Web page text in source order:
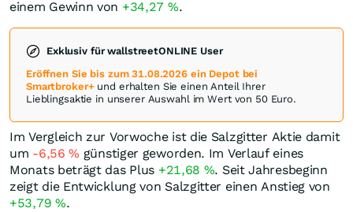
einem Gewinn von +34,27 %.
Exklusiv für wallstreetONLINE User
Eröffnen Sie bis zum 31.08.2026 ein Depot bei
Smartbroker+und erhalten Sie einen Anteil Ihrer
Lieblingsaktie in unserer Auswahl im Wert von 50 Euro.
Im Vergleich zur Vorwoche ist die Salzgitter Aktie damit
um -6,56% günstiger geworden. Im Verlauf eines
Monats beträgt das Plus +21,68 %. Seit Jahresbeginn
zeigt die Entwicklung von Salzgitter einen Anstieg von
+53,79 %.